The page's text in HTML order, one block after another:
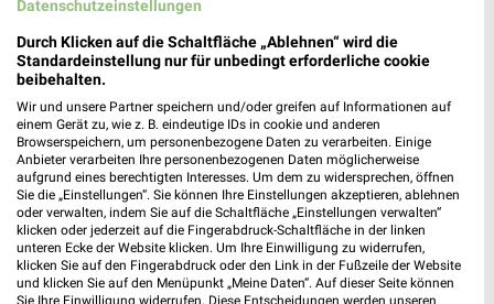
dm Flöha
Augustusburger Straße 96
Heute 08:00 - 20:00 Uhr | Öffnet in 52 Min.
187,17 km
dm Zschopau
Waldkirchener Straße 17a
09405 Zschopau
Datenschutzeinstellungen
Durch Klicken auf die Schaltfläche „Ablehnen“ wird die
Standardeinstellung nur für unbedingt erforderliche cookie
beibehalten.
Wir und unsere Partner speichern und/oder greifen auf Informationen auf
einem Gerät zu, wie z. B. eindeutige IDs in cookie und anderen
Browserspeichern, um personenbezogene Daten zu verarbeiten. Einige
Anbieter verarbeiten Ihre personenbezogenen Daten möglicherweise
aufgrund eines berechtigten Interesses. Um dem zu widersprechen, öffnen
Sie die „Einstellungen“. Sie können Ihre Einstellungen akzeptieren, ablehnen
oder verwalten, indem Sie auf die Schaltfläche „Einstellungen verwalten“
klicken oder jederzeit auf die Fingerabdruck-Schaltfläche in der linken
unteren Ecke der Website klicken. Um Ihre Einwilligung zu widerrufen,
klicken Sie auf den Fingerabdruck oder den Link in der Fußzeile der Website
und klicken Sie auf den Menüpunkt „Meine Daten“. Auf dieser Seite können
Sie Ihre Einwilligung widerrufen. Diese Entscheidungen werden unseren